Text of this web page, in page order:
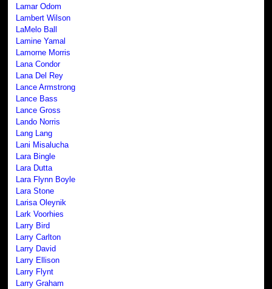
Lamar Odom
Lambert Wilson
LaMelo Ball
Lamine Yamal
Lamorne Morris
Lana Condor
Lana Del Rey
Lance Armstrong
Lance Bass
Lance Gross
Lando Norris
Lang Lang
Lani Misalucha
Lara Bingle
Lara Dutta
Lara Flynn Boyle
Lara Stone
Larisa Oleynik
Lark Voorhies
Larry Bird
Larry Carlton
Larry David
Larry Ellison
Larry Flynt
Larry Graham